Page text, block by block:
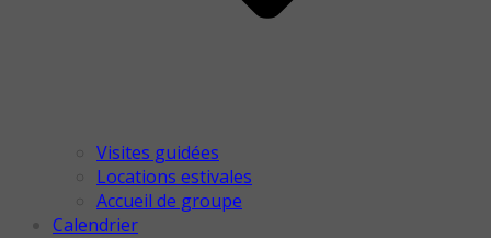
Visites guidées
Locations estivales
Accueil de groupe
Calendrier